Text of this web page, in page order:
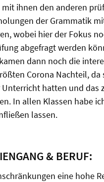
ihnen den anderen
der Grammatik
wobei hier der Fokus
abgefragt werden
dann noch die
Corona Nachteil, da
hatten und das
In allen Klassen habe
lassen.
& BERUF:
eine hohe